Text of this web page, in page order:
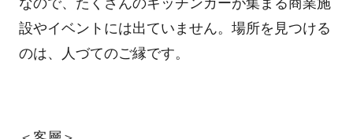
設やイベントには出ていません。場所を見つける
のは、人づてのご縁です。